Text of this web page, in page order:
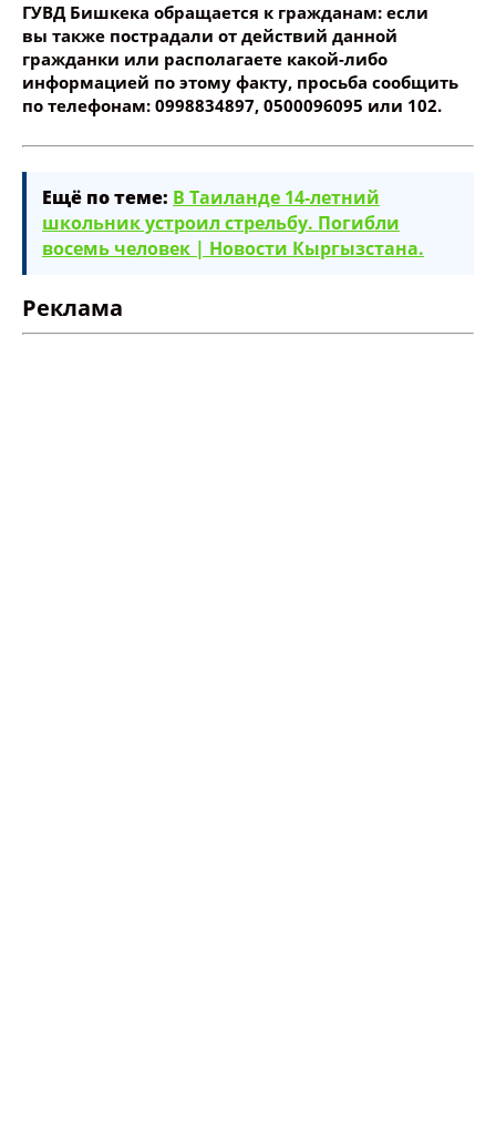
ГУВД Бишкека обращается к гражданам: если
вы также пострадали от действий данной
гражданки или располагаете какой-либо
информацией по этому факту, просьба сообщить
по телефонам: 0998834897, 0500096095 или 102.
Ещё по теме: В Таиланде 14-летний
школьник устроил стрельбу. Погибли
восемь человек | Новости Кыргызстана.
Реклама